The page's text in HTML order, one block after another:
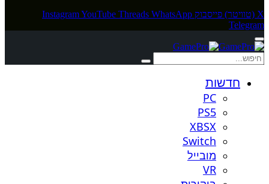
X (טוויטר) פייסבוק InstagramYouTube Threads WhatsApp
Telegram
חדשות
PC
PS5
XBSX
Switch
מובייל
VR